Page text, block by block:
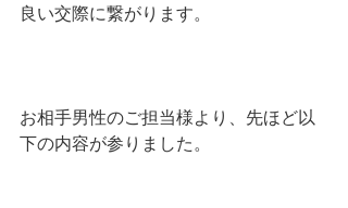
良い交際に繋がります。
お相手男性のご担当様より、先ほど以
下の内容が参りました。